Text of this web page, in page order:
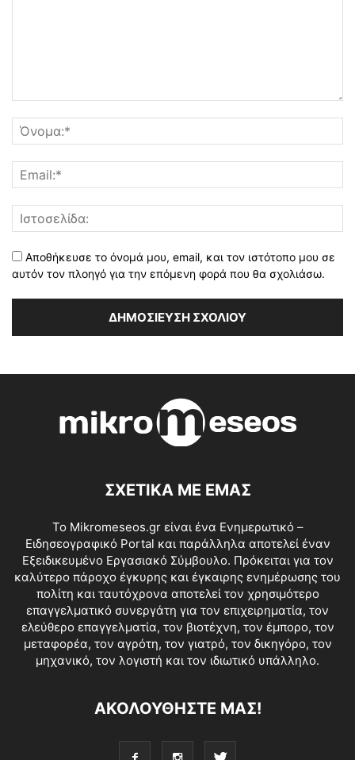
Αποθήκευσε το όνομά μου, email, και τον ιστότοπο μου σε
αυτόν τον πλοηγό για την επόμενη φορά που θα σχολιάσω.
ΣΧΕΤΙΚΑ ΜΕ ΕΜΑΣ
Το Mikromeseos.gr είναι ένα Ενημερωτικό –
Ειδησεογραφικό Portal και παράλληλα αποτελεί έναν
Εξειδικευμένο Εργασιακό Σύμβουλο. Πρόκειται για τον
καλύτερο πάροχο έγκυρης και έγκαιρης ενημέρωσης του
πολίτη και ταυτόχρονα αποτελεί τον χρησιμότερο
επαγγελματικό συνεργάτη για τον επιχειρηματία, τον
ελεύθερο επαγγελματία, τον βιοτέχνη, τον έμπορο, τον
μεταφορέα, τον αγρότη, τον γιατρό, τον δικηγόρο, τον
μηχανικό, τον λογιστή και τον ιδιωτικό υπάλληλο.
ΑΚΟΛΟΥΘΗΣΤΕ ΜΑΣ!